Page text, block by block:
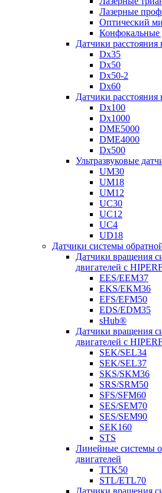
Лазерные
Оптический
Конфокальные
Датчики расстояния
Dx35
Dx50
Dx50-2
Dx60
Датчики
Dx100
Dx1000
DME5000
DME4000
Dx500
Ультразвуковые
UM30
UM18
UM12
UC30
UC12
UC4
UD18
Датчики системы
Датчики вращения
двигателей с
EES/EEM37
EKS/EKM36
EFS/EFM50
EDS/EDM35
sHub®
Датчики вращения
двигателей с
SEK/SEL34
SEK/SEL37
SKS/SKM36
SRS/SRM50
SFS/SFM60
SES/SEM70
SES/SEM90
SEK160
STS
Линейные системы
двигателей
TTK50
STL/ETL70
Датчики вращения